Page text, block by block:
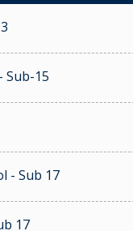
Sub-15
- Sub 17
17